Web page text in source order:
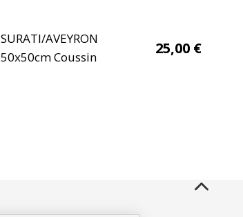
SURATI/AVEYRON
50x50cm Coussin
25,00 €